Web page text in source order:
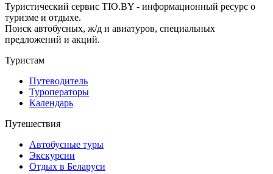
Туристический сервис TIO.BY - информационный ресурс о
туризме и отдыхе.
Поиск автобусных, ж/д и авиатуров, специальных
предложений и акций.
Туристам
Путеводитель
Туроператоры
Календарь
Путешествия
Автобусные туры
Экскурсии
Отдых в Беларуси